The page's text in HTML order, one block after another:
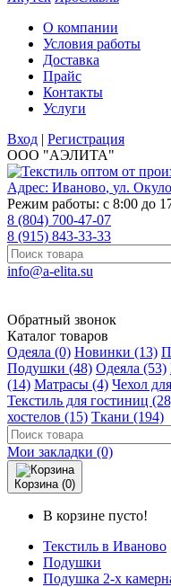
О компании
Условия работы
Доставка
Прайс
Контакты
Услуги
Вход | Регистрация
ООО "АЭЛИТА"
Адрес: Иваново, ул.
Режим работы: с 8:00 до
8 (804) 700-47-07
8 (915) 843-33-33
info@a-elita.su
Обратный звонок
Каталог товаров
Одеяла (0) Новинки (13)
Подушки (48) Одеяла (53)
(14) Матрасы (4) Чехол
Текстиль для гостиниц
хостелов (15) Ткани (194)
Мои закладки (0)
Корзина (0)
В корзине пусто!
Текстиль в Иваново
Подушки
Подушка 2-х